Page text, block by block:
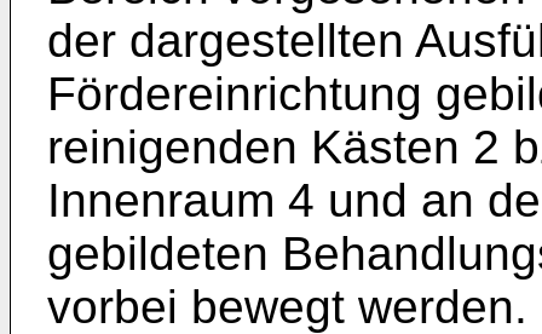
der dargestellten
Fördereinrichtung
reinigenden Kästen 2
Innenraum 4 und an
gebildeten
vorbei bewegt werden.